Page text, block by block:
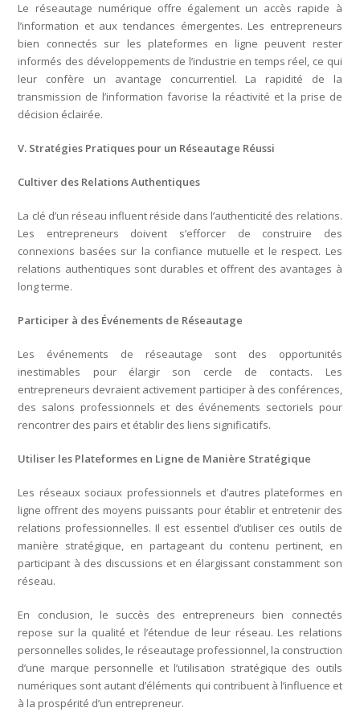
Le réseautage numérique offre également un accès rapide à
l’information et aux tendances émergentes. Les entrepreneurs
bien connectés sur les plateformes en ligne peuvent rester
informés des développements de l’industrie en temps réel, ce qui
leur confère un avantage concurrentiel. La rapidité de la
transmission de l’information favorise la réactivité et la prise de
décision éclairée.
V. Stratégies Pratiques pour un Réseautage Réussi
Cultiver des Relations Authentiques
La clé d’un réseau influent réside dans l’authenticité des relations.
Les entrepreneurs doivent s’efforcer de construire des
connexions basées sur la confiance mutuelle et le respect. Les
relations authentiques sont durables et offrent des avantages à
long terme.
Participer à des Événements de Réseautage
Les événements de réseautage sont des opportunités
inestimables pour élargir son cercle de contacts. Les
entrepreneurs devraient activement participer à des conférences,
des salons professionnels et des événements sectoriels pour
rencontrer des pairs et établir des liens significatifs.
Utiliser les Plateformes en Ligne de Manière Stratégique
Les réseaux sociaux professionnels et d’autres plateformes en
ligne offrent des moyens puissants pour établir et entretenir des
relations professionnelles. Il est essentiel d’utiliser ces outils de
manière stratégique, en partageant du contenu pertinent, en
participant à des discussions et en élargissant constamment son
réseau.
En conclusion, le succès des entrepreneurs bien connectés
repose sur la qualité et l’étendue de leur réseau. Les relations
personnelles solides, le réseautage professionnel, la construction
d’une marque personnelle et l’utilisation stratégique des outils
numériques sont autant d’éléments qui contribuent à l’influence et
à la prospérité d’un entrepreneur.